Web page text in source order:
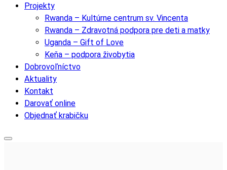
Projekty
Rwanda – Kultúrne centrum sv. Vincenta
Rwanda – Zdravotná podpora pre deti a matky
Uganda – Gift of Love
Keňa – podpora živobytia
Dobrovoľníctvo
Aktuality
Kontakt
Darovať online
Objednať krabičku